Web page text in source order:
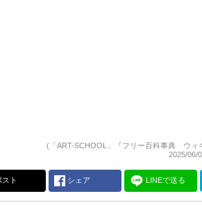
(「ART-SCHOOL」『フリー百科事典 ウィ
2025/06/
スト シェア LINEで送る